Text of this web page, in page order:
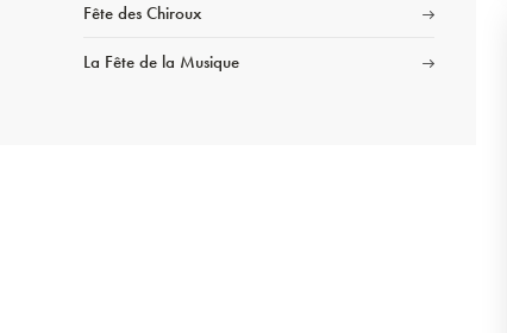
Fête des Chiroux
La Fête de la Musique